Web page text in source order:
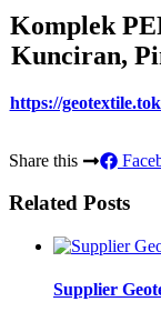
Komplek
Kunciran,
https://
Share this
Related Posts
Supplier